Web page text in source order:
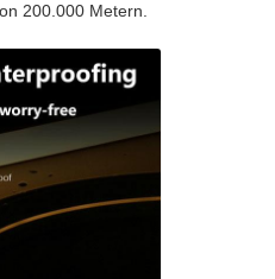
200.000 Metern.